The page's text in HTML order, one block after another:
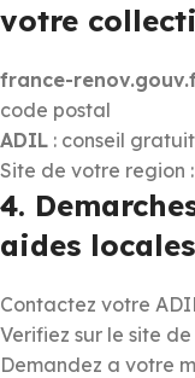
votre
france-
code postal
ADIL : conseil
Site de votre region
4.
aides locales
Contactez votre
Verifiez sur le site
Demandez a votre